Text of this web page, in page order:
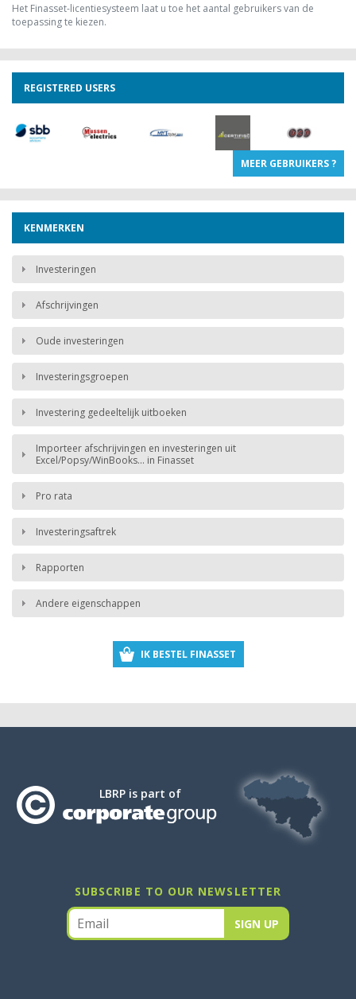
Het Finasset-licentiesysteem laat u toe het aantal gebruikers van de
toepassing te kiezen.
REGISTERED USERS
MEER GEBRUIKERS ?
KENMERKEN
Investeringen
Afschrijvingen
Oude investeringen
Investeringsgroepen
Investering gedeeltelijk uitboeken
Importeer afschrijvingen en investeringen uit
Excel/Popsy/WinBooks... in Finasset
Pro rata
Investeringsaftrek
Rapporten
Andere eigenschappen
IK BESTEL FINASSET
LBRP is part of
SUBSCRIBE TO OUR NEWSLETTER